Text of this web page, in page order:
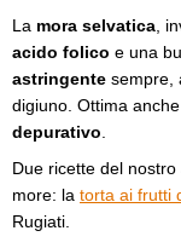
La mora selvatica ,
acido folico e una
astringente sempre,
digiuno. Ottima
depurativo
Due ricette del
more: la torta ai frutti
Rugiati.